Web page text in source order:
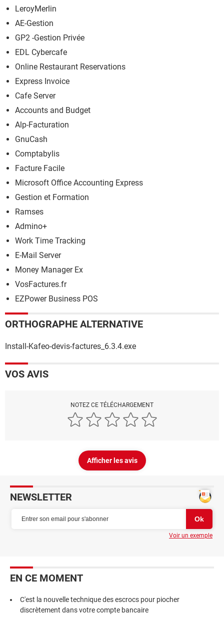
LeroyMerlin
AE-Gestion
GP2 -Gestion Privée
EDL Cybercafe
Online Restaurant Reservations
Express Invoice
Cafe Server
Accounts and Budget
Alp-Facturation
GnuCash
Comptabylis
Facture Facile
Microsoft Office Accounting Express
Gestion et Formation
Ramses
Admino+
Work Time Tracking
E-Mail Server
Money Manager Ex
VosFactures.fr
EZPower Business POS
ORTHOGRAPHE ALTERNATIVE
Install-Kafeo-devis-factures_6.3.4.exe
VOS AVIS
NOTEZ CE TÉLÉCHARGEMENT
Afficher les avis
NEWSLETTER
Voir un exemple
EN CE MOMENT
C'est la nouvelle technique des escrocs pour piocher
discrètement dans votre compte bancaire